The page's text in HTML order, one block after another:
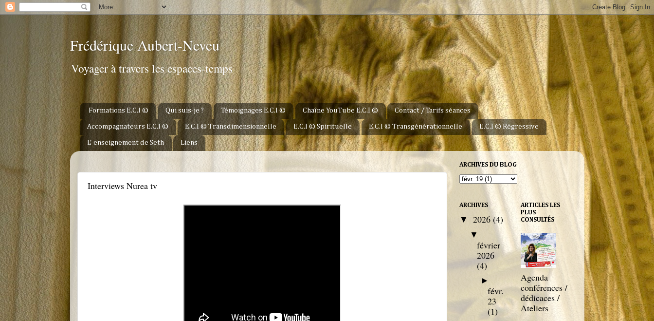
Frédérique Aubert-Neveu
Voyager à travers les espaces-temps
Formations E.C.I © Qui suis-je ? Témoignages E.C.I © Chaîne YouTube E.C.I © Contact / Tarifs séances
Accompagnateurs E.C.I © E.C.I © Transdimensionnelle E.C.I © Spirituelle E.C.I © Transgénérationnelle E.C.I © Régressive
L' enseignement de Seth Liens
Interviews Nurea tv
ARCHIVES DU BLOG
ARCHIVES
▼ 2026 (4)
▼
février
2026
(4)
►
févr.
23
(1)
ARTICLES LES
PLUS
CONSULTÉS
Agenda
conférences /
dédicaces /
Ateliers